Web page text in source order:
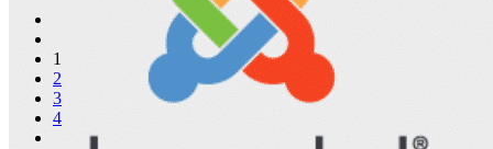
1
2
3
4